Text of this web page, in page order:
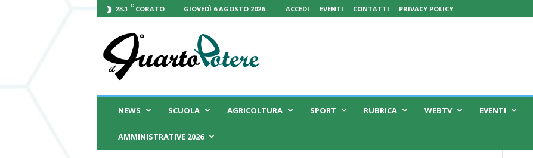
28.1 C CORATO GIOVEDÌ 6 AGOSTO 2026. ACCEDI EVENTI CONTATTI PRIVACY POLICY
Q
NEWS SCUOLA AGRICOLTURA SPORT RUBRICA WEBTV EVENTI
AMMINISTRATIVE 2026